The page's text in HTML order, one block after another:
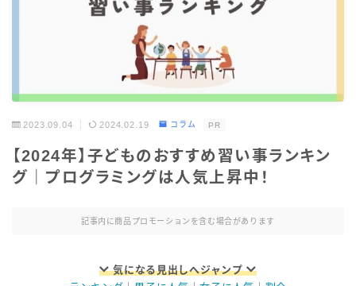
2023.09.04 2024.02.19 コラム PR
【2024年】子どものおすすめ習い事ランキン
グ｜プログラミングは人気上昇中！
記事内に商品プロモーションを含む場合があります
気になる見出しへジャンプ